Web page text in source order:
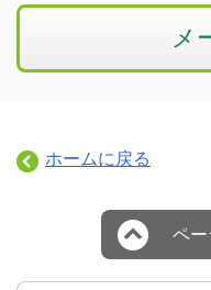
メ
ホームに戻る
ペー